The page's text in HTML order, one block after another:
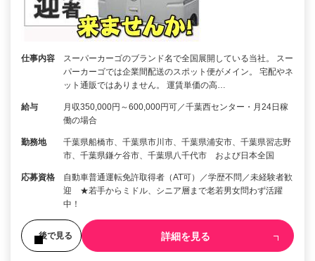
仕事内容
スーパーカーゴのブランド名で全国展開している当社。 スー
パーカーゴでは企業間配送のスポット便がメイン。 宅配やネ
ット通販ではありません。 運賃単価の高…
給与
月収350,000円～600,000円可／千葉西センター・月24日稼
働の場合
勤務地
千葉県船橋市、千葉県市川市、千葉県浦安市、千葉県習志野
市、千葉県鎌ケ谷市、千葉県八千代市 および日本全国
応募資格
自動車普通運転免許取得者（AT可）／学歴不問／未経験者歓
迎 ★若手からミドル、シニア層まで老若男女問わず活躍
中！
後で見る 詳細を見る